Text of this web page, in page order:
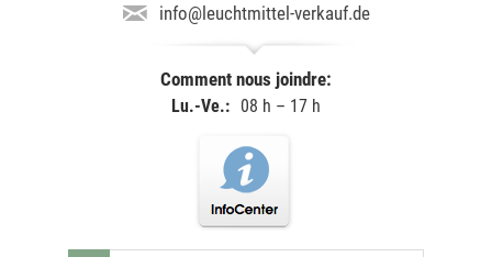
info@leuchtmittel-verkauf.de
Comment nous joindre:
Lu.-Ve.: 08 h – 17 h